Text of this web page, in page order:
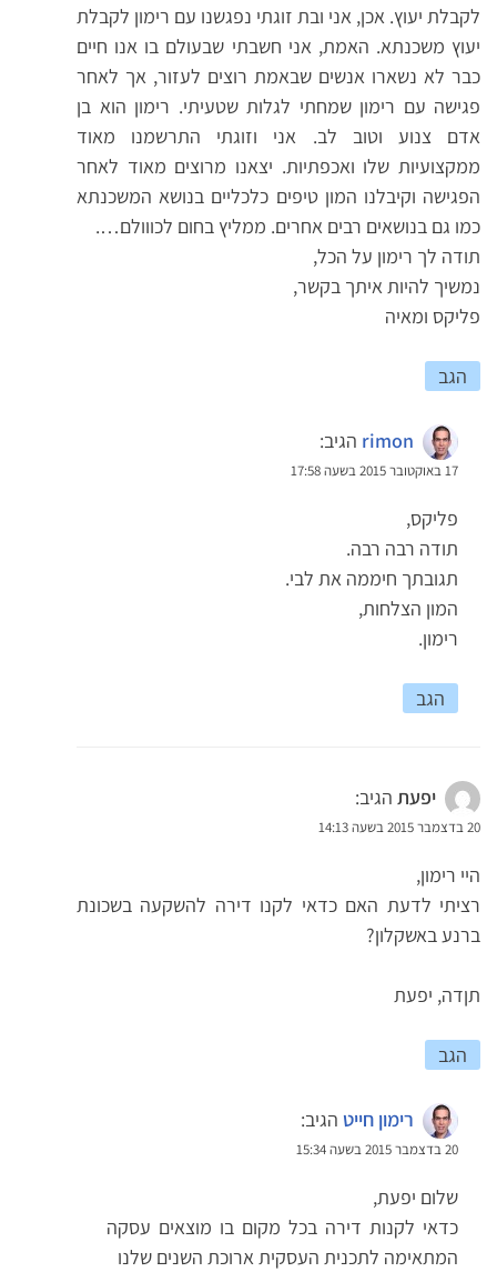
לקבלת יעוץ. אכן, אני ובת זוגתי נפגשנו עם רימון לקבלת
יעוץ משכנתא. האמת, אני חשבתי שבעולם בו אנו חיים
כבר לא נשארו אנשים שבאמת רוצים לעזור, אך לאחר
פגישה עם רימון שמחתי לגלות שטעיתי. רימון הוא בן
אדם צנוע וטוב לב. אני וזוגתי התרשמנו מאוד
ממקצועיות שלו ואכפתיות. יצאנו מרוצים מאוד לאחר
הפגישה וקיבלנו המון טיפים כלכליים בנושא המשכנתא
כמו גם בנושאים רבים אחרים. ממליץ בחום לכווולם….
תודה לך רימון על הכל,
נמשיך להיות איתך בקשר,
פליקס ומאיה
הגב
rimon הגיב:
17 באוקטובר 2015 בשעה 17:58
פליקס,
תודה רבה רבה.
תגובתך חיממה את לבי.
המון הצלחות,
רימון.
הגב
יפעת הגיב:
20 בדצמבר 2015 בשעה 14:13
היי רימון,
רציתי לדעת האם כדאי לקנו דירה להשקעה בשכונת
ברנע באשקלון?
תןדה, יפעת
הגב
רימון חייט הגיב:
20 בדצמבר 2015 בשעה 15:34
שלום יפעת,
כדאי לקנות דירה בכל מקום בו מוצאים עסקה
המתאימה לתכנית העסקית ארוכת השנים שלנו